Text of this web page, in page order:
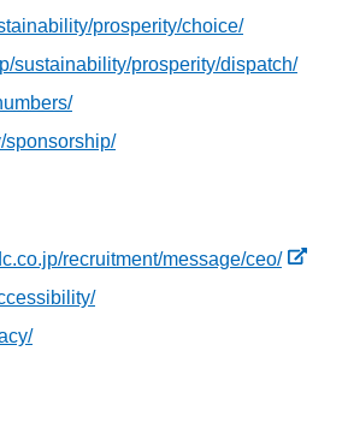
prosperity/choice/
sustainability/prosperity/dispatch/
sponsorship/
recruitment/message/ceo/